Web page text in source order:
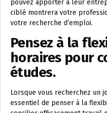
pouvez apporter à leur
ciblé montrera votre
votre recherche d’emploi.
Pensez à la
horaires pour
études.
Lorsque vous recherchez un
essentiel de penser à la